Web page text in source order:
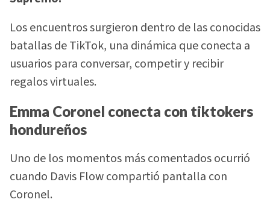
Los encuentros surgieron dentro de las conocidas
batallas de TikTok, una dinámica que conecta a
usuarios para conversar, competir y recibir
regalos virtuales.
Emma Coronel conecta con tiktokers
hondureños
Uno de los momentos más comentados ocurrió
cuando Davis Flow compartió pantalla con
Coronel.